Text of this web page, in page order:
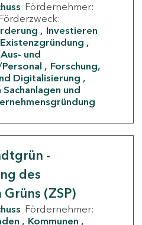
Fördernehmer:
Investieren
Existenzgründung
und
Forschung,
Digitalisierung
und
-
des
(ZSP)
Fördernehmer:
Kommunen